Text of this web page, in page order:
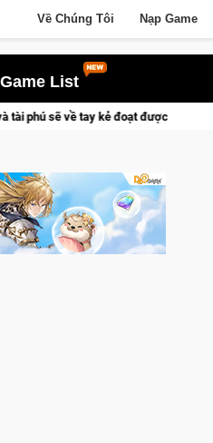
Về Chúng Tôi Nạp Game
Game List
Quyền thành Kent sắp tới!